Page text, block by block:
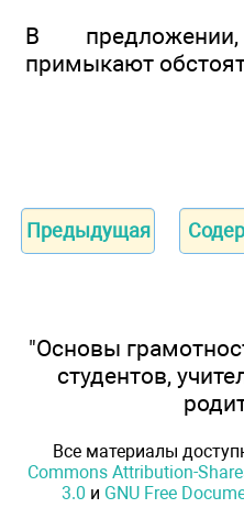
В
примыкают
Предыдущая
"Основы
студентов,
Все материалы
Commons Attribution-
3.0 и GNU Free